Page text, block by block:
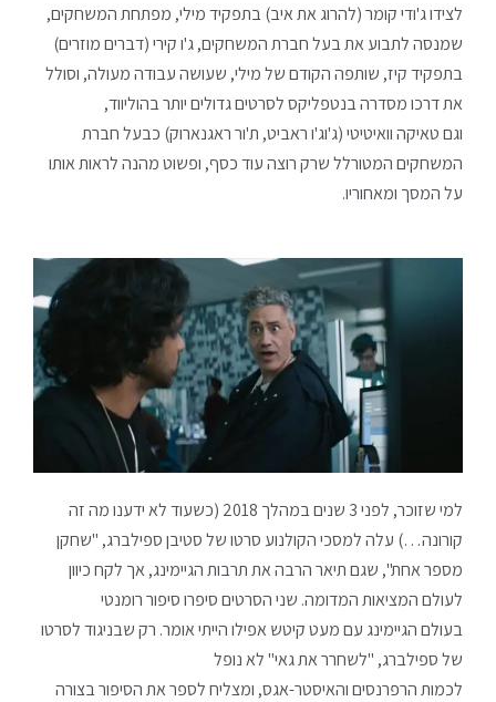
לצידו ג'ודי קומר (להרוג את איב) בתפקיד מילי, מפתחת המשחקים,
שמנסה לתבוע את בעל חברת המשחקים, ג'ו קירי (דברים מוזרים)
בתפקיד קיז, שותפה הקודם של מילי, שעושה עבודה מעולה, וסולל
את דרכו מסדרה בנטפליקס לסרטים גדולים יותר בהוליווד,
וגם טאיקה וואיטיטי (ג'וג'ו ראביט, ת'ור ראגנארוק) כבעל חברת
המשחקים המטורלל שרק רוצה עוד כסף, ופשוט מהנה לראות אותו
על המסך ומאחוריו.
למי שזוכר, לפני 3 שנים במהלך 2018 (כשעוד לא ידענו מה זה
קורונה…) עלה למסכי הקולנוע סרטו של סטיבן ספילברג, "שחקן
מספר אחת", שגם תיאר הרבה את תרבות הגיימינג, אך לקח כיוון
לעולם המציאות המדומה. שני הסרטים סיפרו סיפור רומנטי
בעולם הגיימינג עם מעט קיטש אפילו הייתי אומר. רק שבניגוד לסרטו
של ספילברג, "לשחרר את גאי" לא נופל
לכמות הרפרנסים והאיסטר-אגס, ומצליח לספר את הסיפור בצורה